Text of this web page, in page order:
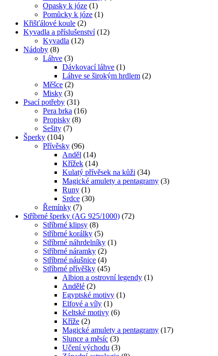
Opasky k józe (1)
Pomůcky k józe (1)
Křišťálové koule (2)
Kyvadla a příslušenství (12)
Kyvadla (12)
Nádoby (8)
Láhve (3)
Dávkovací láhve (1)
Láhve se širokým hrdlem (2)
Měšce (2)
Misky (3)
Psací potřeby (31)
Pera brka (16)
Propisky (8)
Sešity (7)
Šperky (104)
Přívěsky (96)
Anděl (14)
Křížek (14)
Kulatý přívěsek na kůži (34)
Magické amulety a pentagramy (3)
Runy (1)
Srdce (30)
Řemínky (7)
Stříbrné šperky (AG 925/1000) (72)
Stříbrné klipsy (8)
Stříbrné korálky (5)
Stříbrné náhrdelníky (1)
Stříbrné náramky (2)
Stříbrné náušnice (4)
Stříbrné přívěšky (45)
Albion a ostrovní legendy (1)
Andělé (2)
Egyptské motivy (1)
Elfové a víly (1)
Keltské motivy (6)
Kříže (2)
Magické amulety a pentagramy (17)
Slunce a měsíc (3)
Učení východu (3)